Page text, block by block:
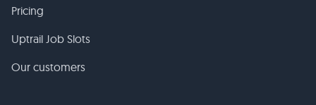
Pricing
Uptrail Job Slots
Our customers